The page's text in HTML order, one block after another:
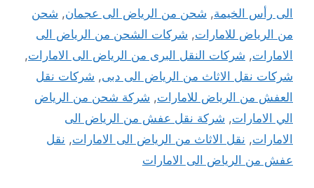
الى رأس الخيمة, شحن من الرياض الى عجمان, شحن
من الرياض للامارات, شركات الشحن من الرياض الى
الامارات, شركات النقل البرى من الرياض الى الامارات,
شركات نقل الاثاث من الرياض الى دبى, شركات نقل
العفش من الرياض للامارات, شركة شحن من الرياض
الي الامارات, شركة نقل عفش من الرياض الى
الامارات, نقل الاثاث من الرياض الى الامارات, نقل
عفش من الرياض الى الامارات